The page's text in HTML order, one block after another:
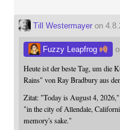
Till Westermayeron
Fuzzy Leapfrog
Heute ist der beste Tag, um die
Rains" von Ray Bradbury aus
Zitat: "Today is August 4,
"in the city of Allendale,
memory's sake."